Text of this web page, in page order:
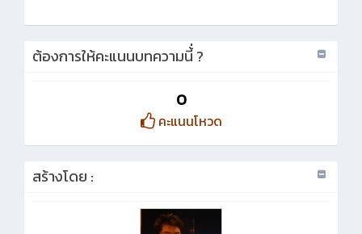
ต้องการให้คะแนนบทความนี้่ ?
0
คะแนนโหวด
สร้างโดย :